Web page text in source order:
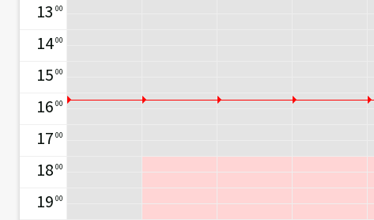
13 00
1400
15 00
16 00
17 00
18 00
19 00